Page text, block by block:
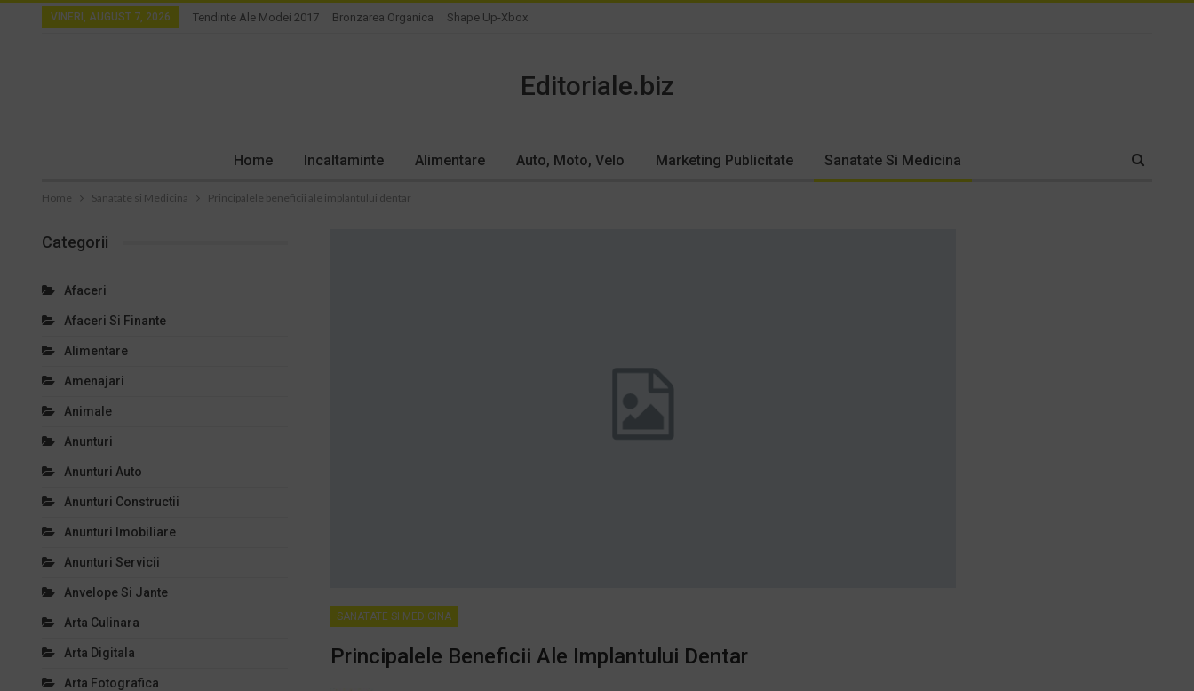
VINERI, AUGUST 7, 2026 Tendinte Ale Modei 2017 Bronzarea Organica Shape Up-Xbox
Editoriale.biz
Home Incaltaminte Alimentare Auto, Moto, Velo Marketing Publicitate Sanatate Si Medicina
Home Sanatate si Medicina Principalele beneficii ale implantului dentar
SANATATE SI MEDICINA
Principalele Beneficii Ale Implantului Dentar
Categorii
Afaceri
Afaceri Si Finante
Alimentare
Amenajari
Animale
Anunturi
Anunturi Auto
Anunturi Constructii
Anunturi Imobiliare
Anunturi Servicii
Anvelope Si Jante
Arta Culinara
Arta Digitala
Arta Fotografica